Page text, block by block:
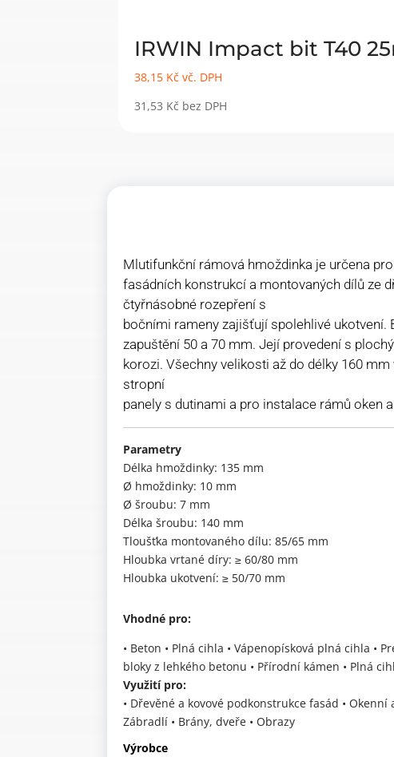
IRWIN Impact bit T40
38,15 Kč vč. DPH
31,53 Kč bez DPH
Mlutifunkční rámová hmoždinka je určena
fasádních konstrukcí a montovaných dílů ze
čtyřnásobné rozepření s
bočními rameny zajišťují spolehlivé ukotvení.
zapuštění 50 a 70 mm. Její provedení s
korozi. Všechny velikosti až do délky 160
stropní
panely s dutinami a pro instalace rámů oken
Parametry
Délka hmoždinky: 135 mm
Ø hmoždinky: 10 mm
Ø šroubu: 7 mm
Délka šroubu: 140 mm
Tloušťka montovaného dílu: 85/65 mm
Hloubka vrtané díry: ≥ 60/80 mm
Hloubka ukotvení: ≥ 50/70 mm
Vhodné pro:
• Beton • Plná cihla • Vápenopísková plná cihla •
bloky z lehkého betonu • Přírodní kámen • Plná
Využití pro:
• Dřevěné a kovové podkonstrukce fasád •
Zábradlí • Brány, dveře • Obrazy
Výrobce